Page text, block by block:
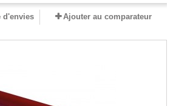
d'envies Ajouter au comparateur